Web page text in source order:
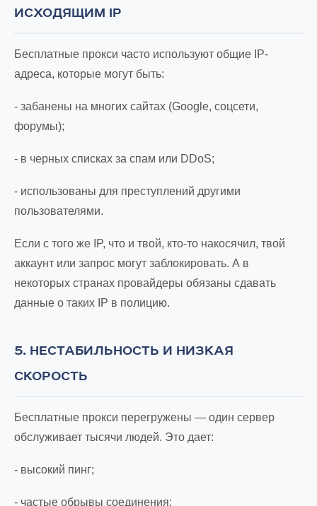
ИСХОДЯЩИМ IP
Бесплатные прокси часто используют общие IP-
адреса, которые могут быть:
- забанены на многих сайтах (Google, соцсети,
форумы);
- в черных списках за спам или DDoS;
- использованы для преступлений другими
пользователями.
Если с того же IP, что и твой, кто-то накосячил, твой
аккаунт или запрос могут заблокировать. А в
некоторых странах провайдеры обязаны сдавать
данные о таких IP в полицию.
5. НЕСТАБИЛЬНОСТЬ И НИЗКАЯ
СКОРОСТЬ
Бесплатные прокси перегружены — один сервер
обслуживает тысячи людей. Это дает:
- высокий пинг;
- частые обрывы соединения;